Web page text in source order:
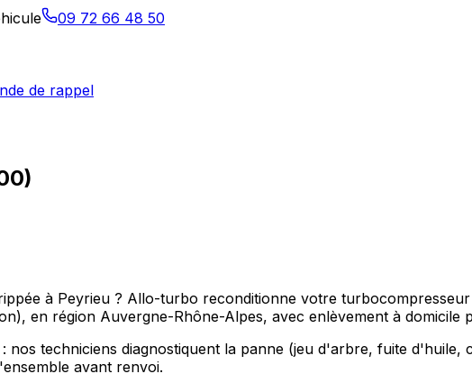
09 72 66 48 50
de rappel
à Peyrieu ? Allo-turbo reconditionne votre
en région Auvergne-Rhône-Alpes, avec enlèvement à domicile
nos techniciens diagnostiquent la panne (jeu d'arbre, fuite
avant renvoi.